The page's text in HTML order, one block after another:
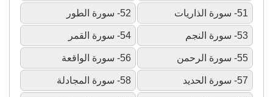
51- سورة الذاريات 52- سورة الطور
53- سورة النجم 54- سورة القمر
55- سورة الرحمن 56- سورة الواقعة
57- سورة الحديد 58- سورة المجادلة